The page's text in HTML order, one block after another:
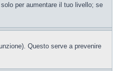
per aumentare il tuo livello; se
Questo serve a prevenire